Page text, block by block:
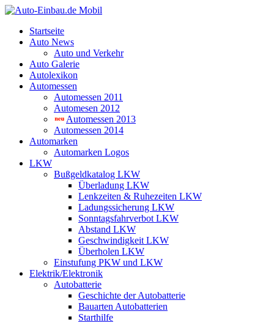
Startseite
Auto News
Auto und Verkehr
Auto Galerie
Autolexikon
Automessen
Automessen 2011
Automesen 2012
Automessen 2013
Automessen 2014
Automarken
Automarken Logos
LKW
Bußgeldkatalog LKW
Überladung LKW
Lenkzeiten & Ruhezeiten LKW
Ladungssicherung LKW
Sonntagsfahrverbot LKW
Abstand LKW
Geschwindigkeit LKW
Überholen LKW
Einstufung PKW und LKW
Elektrik/Elektronik
Autobatterie
Geschichte der Autobatterie
Bauarten Autobatterien
Starthilfe